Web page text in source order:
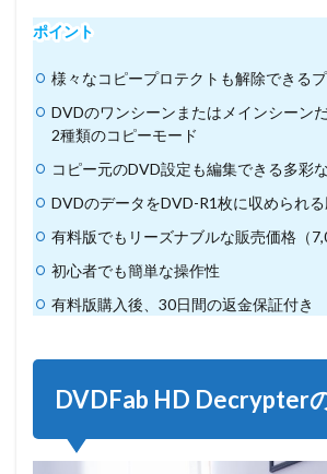
ポイント
様々なコピープロテクトも解除できる
DVDのワンシーンまたはメインシーン
2種類のコピーモード
コピー元のDVD設定も編集できる多彩
DVDのデータをDVD-R1枚に収められ
有料版でもリーズナブルな販売価格（
初心者でも簡単な操作性
有料版購入後、30日間の返金保証付き
DVDFab HD Decrypter